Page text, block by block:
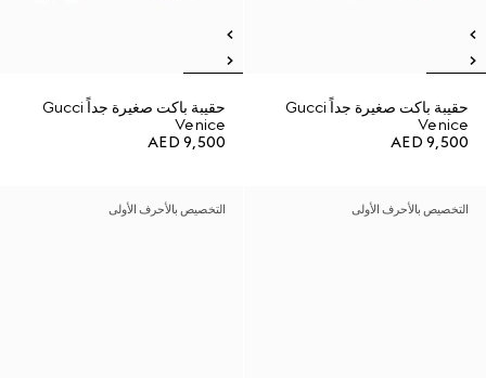
حقيبة باكت صغيرة جداً Gucci
Venice
AED 9,500
حقيبة باكت صغيرة جداً Gucci
Venice
AED 9,500
التخصيص بالأحرف الأولى التخصيص بالأحرف الأولى